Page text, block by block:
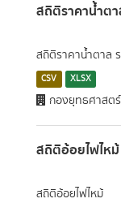
สถิติราคาน้ำต
สถิติราคาน้ำตาล
CSV XLSX
กองยุทธศาสตร์
สถิติอ้อยไฟไหม้
สถิติอ้อยไฟไหม้